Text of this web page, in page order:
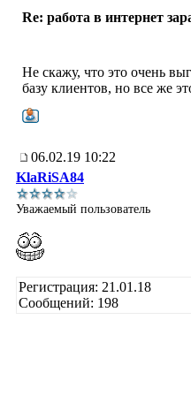
Re: работа в интернет
Не скажу, что это очень
базу клиентов, но все же
06.02.19 10:22
KlaRiSA84
Уважаемый пользователь
Регистрация: 21.01.18
Сообщений: 198